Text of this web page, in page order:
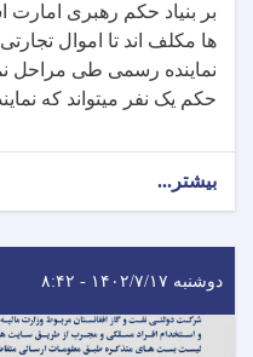
بر بنیاد حکم رهبری
ها مکلف اند تا اموال
نماینده رسمی طی مراحل
حکم یک نفر میتواند که
بیشتر...
دوشنبه ۱۴۰۲/۷/۱۷ - ۸:۴۲